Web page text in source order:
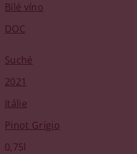
Bílé víno
DOC
Suché
2021
Itálie
Pinot Grigio
0,75l